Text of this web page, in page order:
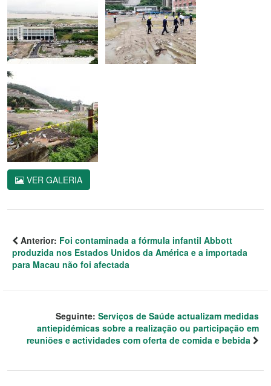
VER GALERIA
Anterior: Foi contaminada a fórmula infantil Abbott
produzida nos Estados Unidos da América e a importada
para Macau não foi afectada
Seguinte: Serviços de Saúde actualizam medidas
antiepidémicas sobre a realização ou participação em
reuniões e actividades com oferta de comida e bebida